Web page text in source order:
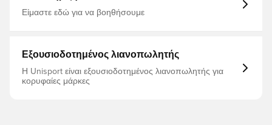
Είμαστε εδώ για να βοηθήσουμε
Εξουσιοδοτημένος λιανοπωλητής
Η Unisport είναι εξουσιοδοτημένος λιανοπωλητής για
κορυφαίες μάρκες